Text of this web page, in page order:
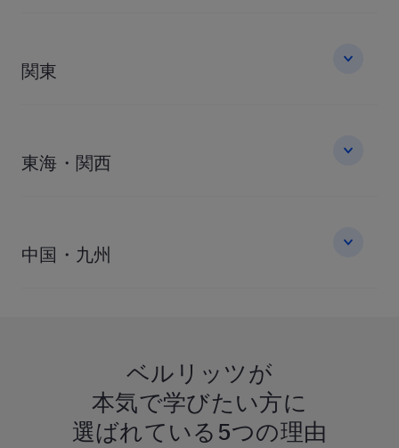
関東
東海・関西
中国・九州
ベルリッツが
本気で学びたい方に
選ばれている 5つの理由